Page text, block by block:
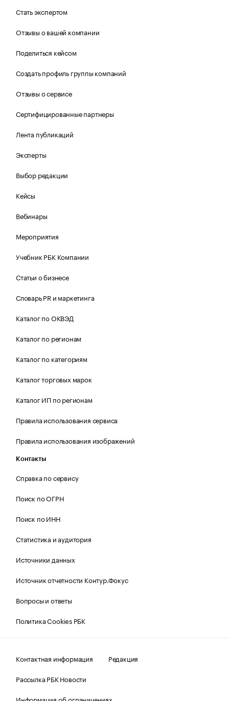
Стать экспертом
Отзывы о вашей компании
Поделиться кейсом
Создать профиль группы компаний
Отзывы о сервисе
Сертифицированные партнеры
Лента публикаций
Эксперты
Выбор редакции
Кейсы
Вебинары
Мероприятия
Учебник РБК Компании
Статьи о бизнесе
Словарь PR и маркетинга
Каталог по ОКВЭД
Каталог по регионам
Каталог по категориям
Каталог торговых марок
Каталог ИП по регионам
Правила использования сервиса
Правила использования изображений
Контакты
Справка по сервису
Поиск по ОГРН
Поиск по ИНН
Статистика и аудитория
Источники данных
Источник отчетности Контур.Фокус
Вопросы и ответы
Политика Cookies РБК
Контактная информация
Редакция
Рассылка РБК Новости